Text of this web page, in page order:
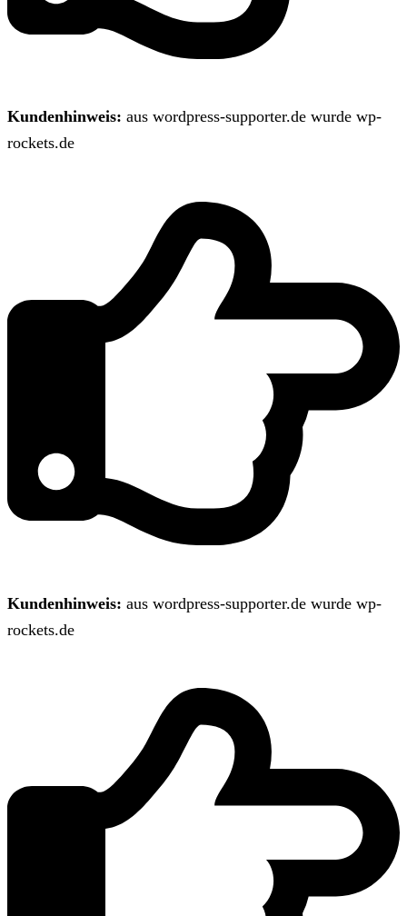
Kundenhinweis: aus wordpress-supporter.de wurde wp-
rockets.de
Kundenhinweis: aus wordpress-supporter.de wurde wp-
rockets.de